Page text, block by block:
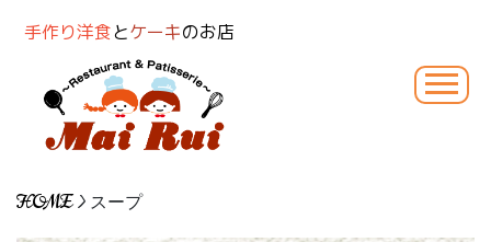
手作り洋食とケーキのお店
HOME> スープ